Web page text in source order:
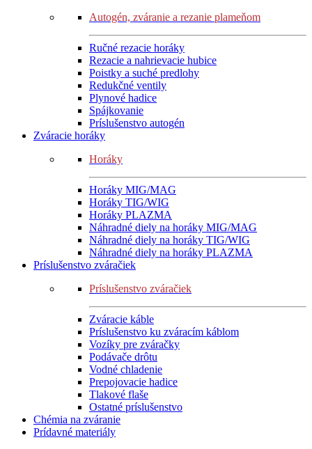
Autogén, zváranie a rezanie plameňom
Ručné rezacie horáky
Rezacie a nahrievacie hubice
Poistky a suché predlohy
Redukčné ventily
Plynové hadice
Spájkovanie
Príslušenstvo autogén
Zváracie horáky
Horáky
Horáky MIG/MAG
Horáky TIG/WIG
Horáky PLAZMA
Náhradné diely na horáky MIG/MAG
Náhradné diely na horáky TIG/WIG
Náhradné diely na horáky PLAZMA
Príslušenstvo zváračiek
Príslušenstvo zváračiek
Zváracie káble
Príslušenstvo ku zváracím káblom
Vozíky pre zváračky
Podávače drôtu
Vodné chladenie
Prepojovacie hadice
Tlakové flaše
Ostatné príslušenstvo
Chémia na zváranie
Prídavné materiály